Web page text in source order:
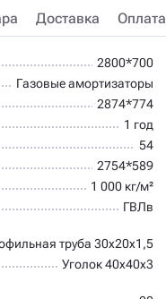
Доставка Оплата
2800*700
Газовые амортизаторы
2874*774
1 год
54
2754*589
1 000 кг/м²
ГВЛв
труба 30х20х1,5
Уголок 40х40х3